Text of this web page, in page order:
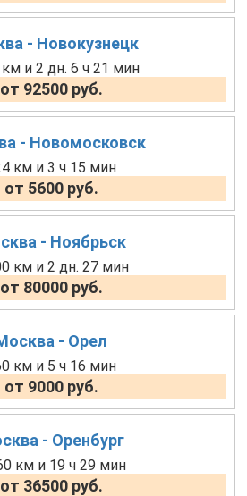
- Новокузнецк
и 2 дн. 6 ч 21 мин
от 92500 руб.
- Новомосковск
км и 3 ч 15 мин
от 5600 руб.
- Ноябрьск
км и 2 дн. 27 мин
от 80000 руб.
- Орел
км и 5 ч 16 мин
от 9000 руб.
- Оренбург
км и 19 ч 29 мин
от 36500 руб.